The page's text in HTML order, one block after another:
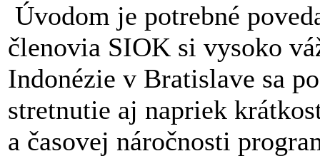
Úvodom je potrebné
členovia SIOK si vysoko
Indonézie v Bratislave sa
stretnutie aj napriek
a časovej náročnosti